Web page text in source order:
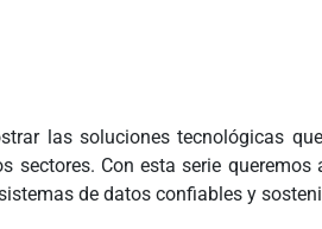
las soluciones tecnológicas
Con esta serie queremos
de datos confiables y